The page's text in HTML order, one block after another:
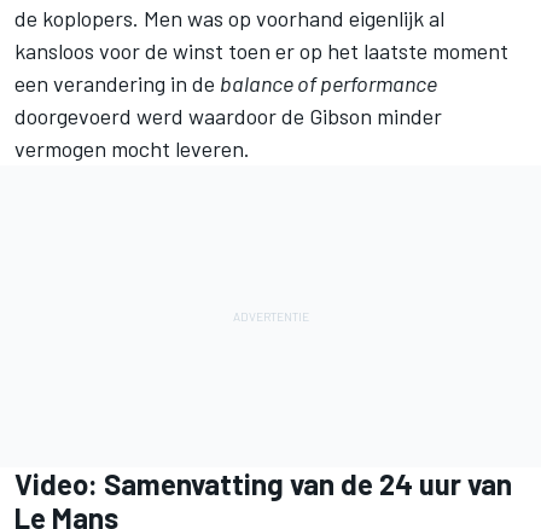
de koplopers. Men was op voorhand eigenlijk al
kansloos voor de winst toen er op het laatste moment
een verandering in de balance of performance
doorgevoerd werd waardoor de Gibson minder
vermogen mocht leveren.
Video: Samenvatting van de 24 uur van
Le Mans